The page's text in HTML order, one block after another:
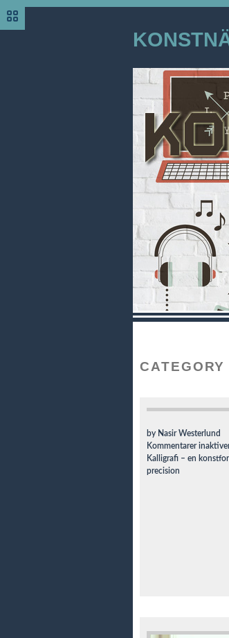
by Nasir Westerlund
Kommentarer
Kalligrafi – en
precision